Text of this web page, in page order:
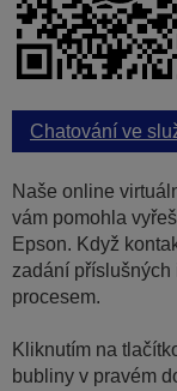
Chatování ve
Naše online
vám pomohla
Epson. Když
zadání příslušných
procesem.
Kliknutím na
bubliny v pravém